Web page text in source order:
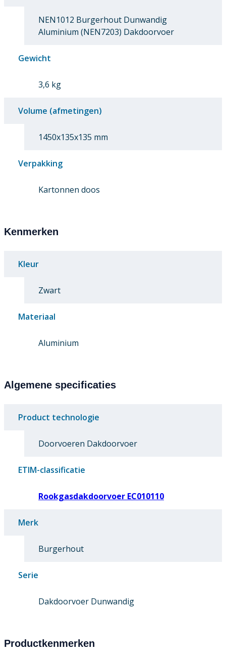
NEN1012 Burgerhout Dunwandig
Aluminium (NEN7203) Dakdoorvoer
Gewicht
3,6 kg
Volume (afmetingen)
1450x135x135 mm
Verpakking
Kartonnen doos
Kenmerken
Kleur
Zwart
Materiaal
Aluminium
Algemene specificaties
Product technologie
Doorvoeren Dakdoorvoer
ETIM-classificatie
Rookgasdakdoorvoer EC010110
Merk
Burgerhout
Serie
Dakdoorvoer Dunwandig
Productkenmerken